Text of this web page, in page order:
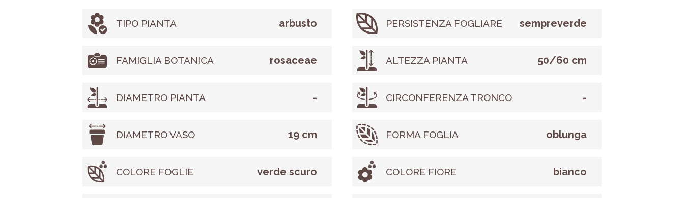
TIPO PIANTA arbusto PERSISTENZA FOGLIARE sempreverde
FAMIGLIA BOTANICA rosaceae ALTEZZA PIANTA 50/60 cm
DIAMETRO PIANTA - CIRCONFERENZA TRONCO -
DIAMETRO VASO 19 cm FORMA FOGLIA oblunga
COLORE FOGLIE verde scuro COLORE FIORE bianco